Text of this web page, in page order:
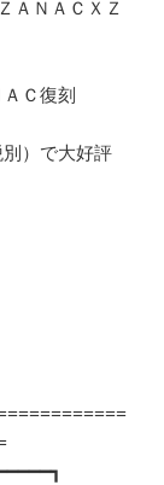
ＮＡＣＸＺ
Ｃ復刻
）で大好評